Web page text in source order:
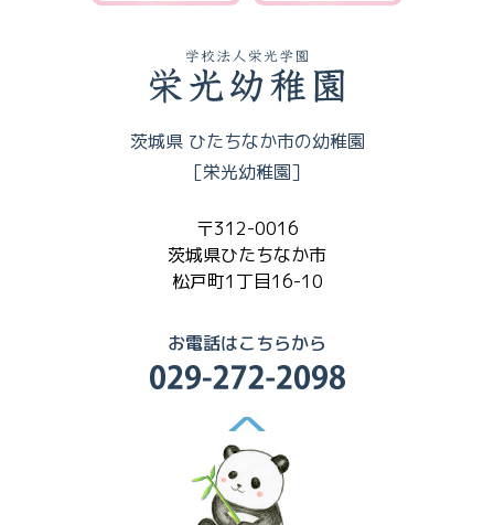
茨城県 ひたちなか市の幼稚園
［栄光幼稚園］
〒312-0016
茨城県ひたちなか市
松戸町1丁目16-10
お電話はこちらから